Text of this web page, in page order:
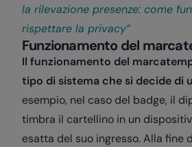
la rilevazione presenze: come
rispettare la privacy”
Funzionamento del
Il funzionamento del
tipo di sistema che si decide di
esempio, nel caso del badge, il
timbra il cartellino in un
esatta del suo ingresso. Alla fine